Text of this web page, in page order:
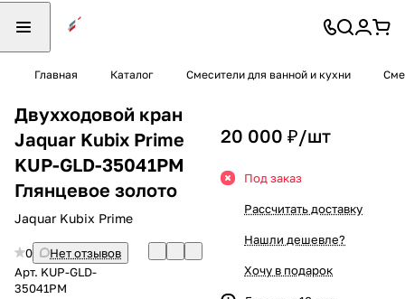
Главная Каталог Смесители для ванной и кухни
Двухходовой кран
Jaquar Kubix Prime
KUP-GLD-35041PM
Глянцевое золото
Jaquar Kubix Prime
0
Нет отзывов
Арт. KUP-GLD-
35041PM
20 000 ₽/шт
Под заказ
Рассчитать доставку
Нашли дешевле?
Хочу в подарок